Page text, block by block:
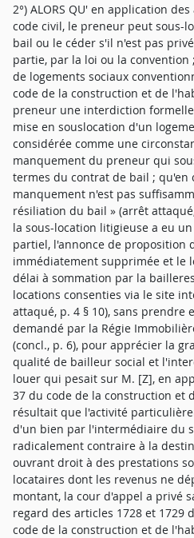
2°) ALORS QU' en application
code civil, le preneur peut sous-
bail ou le céder s'il n'est pas
partie, par la loi ou la
de logements sociaux
code de la construction et de
preneur une interdiction
mise en souslocation d'un
considérée comme une
manquement du preneur qui
termes du contrat de bail ; qu'en
manquement n'est pas
résiliation du bail » (arrêt
la sous-location litigieuse a eu
partiel, l'annonce de proposition
immédiatement supprimée et le
délai à sommation par la
locations consenties via le site
attaqué, p. 4 § 10), sans prendre
demandé par la Régie
(concl., p. 6), pour apprécier la
qualité de bailleur social et
louer qui pesait sur M. [Z], en
37 du code de la construction et
résultait que l'activité
d'un bien par l'intermédiaire du
radicalement contraire à la
ouvrant droit à des prestations
locataires dont les revenus ne
montant, la cour d'appel a privé
regard des articles 1728 et 1729
code de la construction et de